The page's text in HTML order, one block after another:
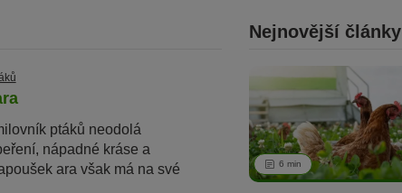
ptáků neodolá
nápadné kráse a
ara však má na své
Nejnovější články
6 min